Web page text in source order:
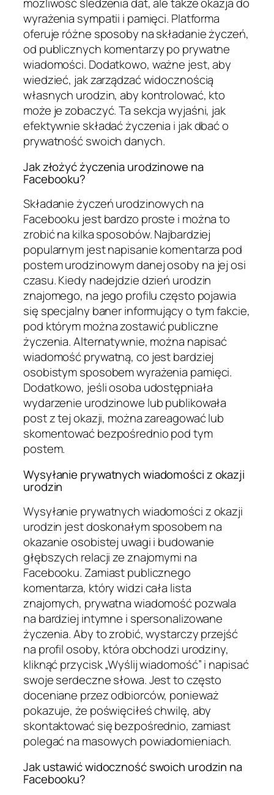
możliwość śledzenia dat, ale także okazja do
wyrażenia sympatii i pamięci. Platforma
oferuje różne sposoby na składanie życzeń,
od publicznych komentarzy po prywatne
wiadomości. Dodatkowo, ważne jest, aby
wiedzieć, jak zarządzać widocznością
własnych urodzin, aby kontrolować, kto
może je zobaczyć. Ta sekcja wyjaśni, jak
efektywnie składać życzenia i jak dbać o
prywatność swoich danych.
Jak złożyć życzenia urodzinowe na
Facebooku?
Składanie życzeń urodzinowych na
Facebooku jest bardzo proste i można to
zrobić na kilka sposobów. Najbardziej
popularnym jest napisanie komentarza pod
postem urodzinowym danej osoby na jej osi
czasu. Kiedy nadejdzie dzień urodzin
znajomego, na jego profilu często pojawia
się specjalny baner informujący o tym fakcie,
pod którym można zostawić publiczne
życzenia. Alternatywnie, można napisać
wiadomość prywatną, co jest bardziej
osobistym sposobem wyrażenia pamięci.
Dodatkowo, jeśli osoba udostępniała
wydarzenie urodzinowe lub publikowała
post z tej okazji, można zareagować lub
skomentować bezpośrednio pod tym
postem.
Wysyłanie prywatnych wiadomości z okazji
urodzin
Wysyłanie prywatnych wiadomości z okazji
urodzin jest doskonałym sposobem na
okazanie osobistej uwagi i budowanie
głębszych relacji ze znajomymi na
Facebooku. Zamiast publicznego
komentarza, który widzi cała lista
znajomych, prywatna wiadomość pozwala
na bardziej intymne i spersonalizowane
życzenia. Aby to zrobić, wystarczy przejść
na profil osoby, która obchodzi urodziny,
kliknąć przycisk „Wyślij wiadomość” i napisać
swoje serdeczne słowa. Jest to często
doceniane przez odbiorców, ponieważ
pokazuje, że poświęciłeś chwilę, aby
skontaktować się bezpośrednio, zamiast
polegać na masowych powiadomieniach.
Jak ustawić widoczność swoich urodzin na
Facebooku?